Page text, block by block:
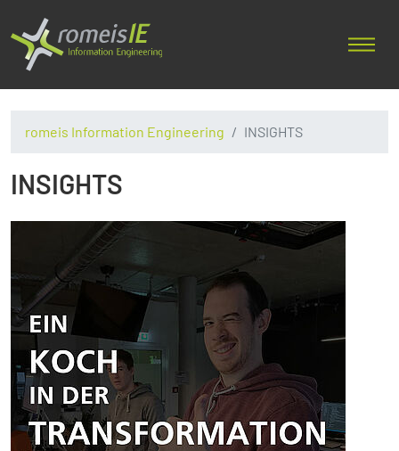
romeis Information Engineering INSIGHTS
INSIGHTS